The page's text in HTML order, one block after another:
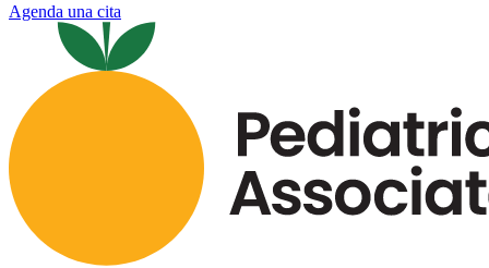
Agenda una cita